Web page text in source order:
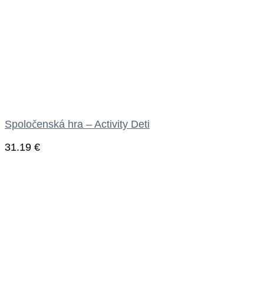
Spoločenská hra – Activity Deti
31.19 €